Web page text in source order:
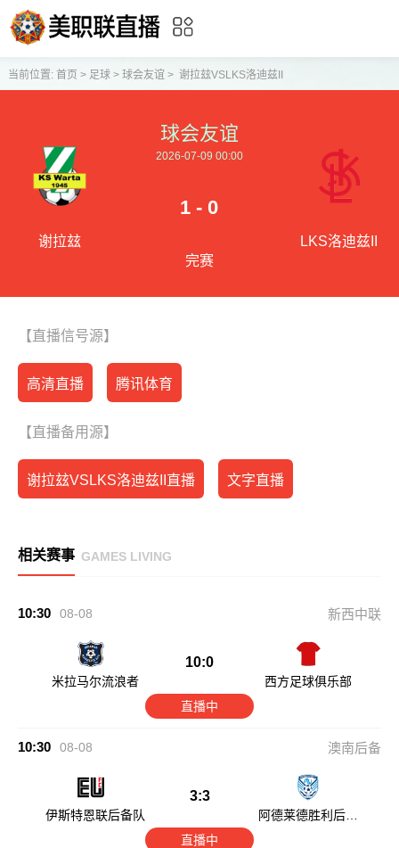
当前位置: 首页 > 足球> 球会友谊 > 谢拉玆VSLKS洛迪兹II
谢拉玆
球会友谊
2026-07-09 00:00
1 - 0
完赛
LKS洛迪兹II
【直播信号源】
高清直播 腾讯体育
【直播备用源】
谢拉玆VSLKS洛迪兹II直播 文字直播
相关赛事 GAMES LIVING
10:30 08-08 新西中联
米拉马尔流浪者
10:0
西方足球俱乐部
直播中
10:30 08-08 澳南后备
伊斯特恩联后备队
3:3
阿德莱德胜利后备
直播中